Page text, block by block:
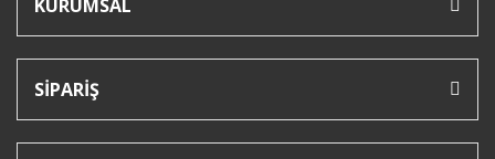
KURUMSAL
SİPARİŞ